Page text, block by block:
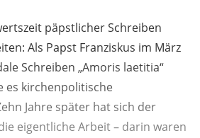
päpstlicher Schreiben
Als Papst Franziskus im März
Schreiben „Amoris laetitia“
es kirchenpolitische
Jahre später hat sich der
eigentliche Arbeit – darin waren